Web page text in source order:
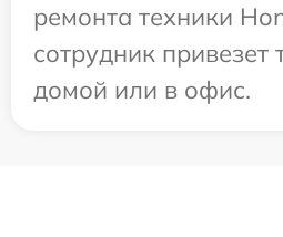
ремонта техники
сотрудник привезет
домой или в офис.